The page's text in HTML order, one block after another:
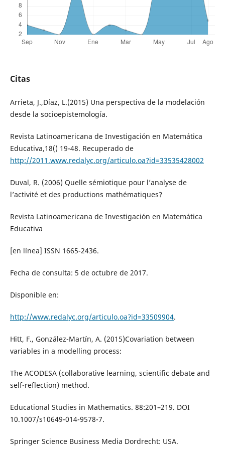
Citas
Arrieta, J.,Díaz, L.(2015) Una perspectiva de la modelación
desde la socioepistemología.
Revista Latinoamericana de Investigación en Matemática
Educativa,18() 19-48. Recuperado de
http://2011.www.redalyc.org/articulo.oa?id=33535428002
Duval, R. (2006) Quelle sémiotique pour l’analyse de
l’activité et des productions mathématiques?
Revista Latinoamericana de Investigación en Matemática
Educativa
[en línea] ISSN 1665-2436.
Fecha de consulta: 5 de octubre de 2017.
Disponible en:
http://www.redalyc.org/articulo.oa?id=33509904.
Hitt, F., González-Martín, A. (2015)Covariation between
variables in a modelling process:
The ACODESA (collaborative learning, scientific debate and
self-reflection) method.
Educational Studies in Mathematics. 88:201–219. DOI
10.1007/s10649-014-9578-7.
Springer Science Business Media Dordrecht: USA.